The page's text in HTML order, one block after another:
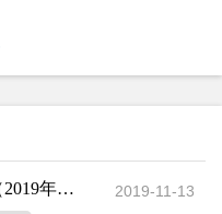
新疆维吾尔自治区教育厅职责（2019年变更） 2019-11-13